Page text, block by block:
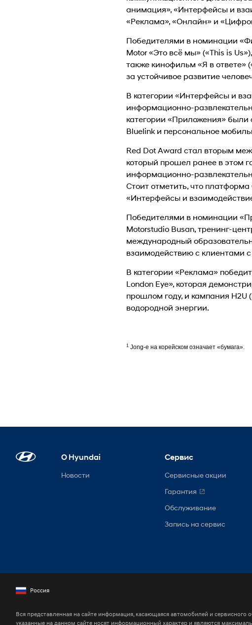
анимация», «Интерфейсы и
«Реклама», «Онлайн» и
Победителями в номинации
Motor «Это всё мы» («This is
также кинофильм «Я в ответе»
за устойчивое развитие
В категории «Интерфейсы и
информационно-
категории «Приложения» были
Bluelink и персональное
Red Dot Award стал вторым
который прошел ранее в этом
информационно-
Стоит отметить, что
«Интерфейсы и
Победителями в номинации
Motorstudio Busan, тренинг-
международный
взаимодействию с клиентами
В категории «Реклама»
London Eye», которая
прошлом году, и кампания H2U
водородной энергии.
1 Jong-e на корейском означает «бумага».
О Hyundai
Новости
Сервис
Сервисные акции
Гарантия
Обслуживание
Запись на сервис
Россия
Вся представленная на сайте информация, касающаяся автомобилей и
указанные на данном сайте носят информационный характер и являются